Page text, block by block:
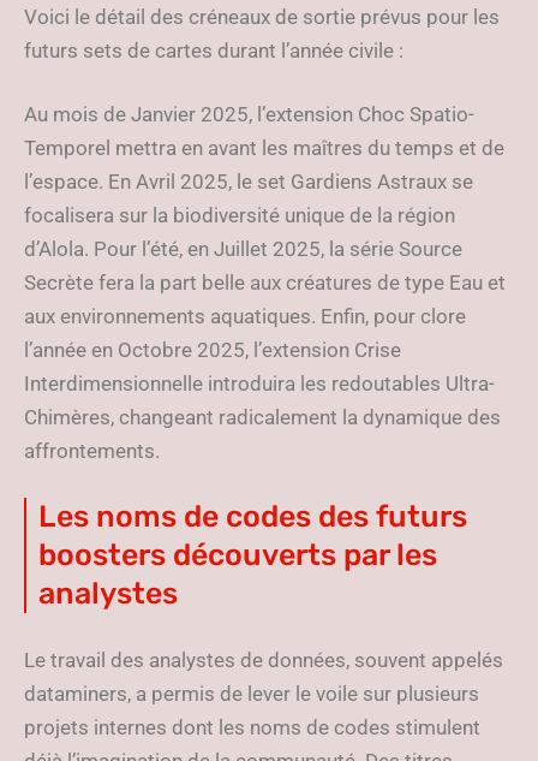
Voici le détail des créneaux de sortie prévus pour les
futurs sets de cartes durant l’année civile :
Au mois de Janvier 2025, l’extension Choc Spatio-
Temporel mettra en avant les maîtres du temps et de
l’espace. En Avril 2025, le set Gardiens Astraux se
focalisera sur la biodiversité unique de la région
d’Alola. Pour l’été, en Juillet 2025, la série Source
Secrète fera la part belle aux créatures de type Eau et
aux environnements aquatiques. Enfin, pour clore
l’année en Octobre 2025, l’extension Crise
Interdimensionnelle introduira les redoutables Ultra-
Chimères, changeant radicalement la dynamique des
affrontements.
Les noms de codes des futurs
boosters découverts par les
analystes
Le travail des analystes de données, souvent appelés
dataminers, a permis de lever le voile sur plusieurs
projets internes dont les noms de codes stimulent